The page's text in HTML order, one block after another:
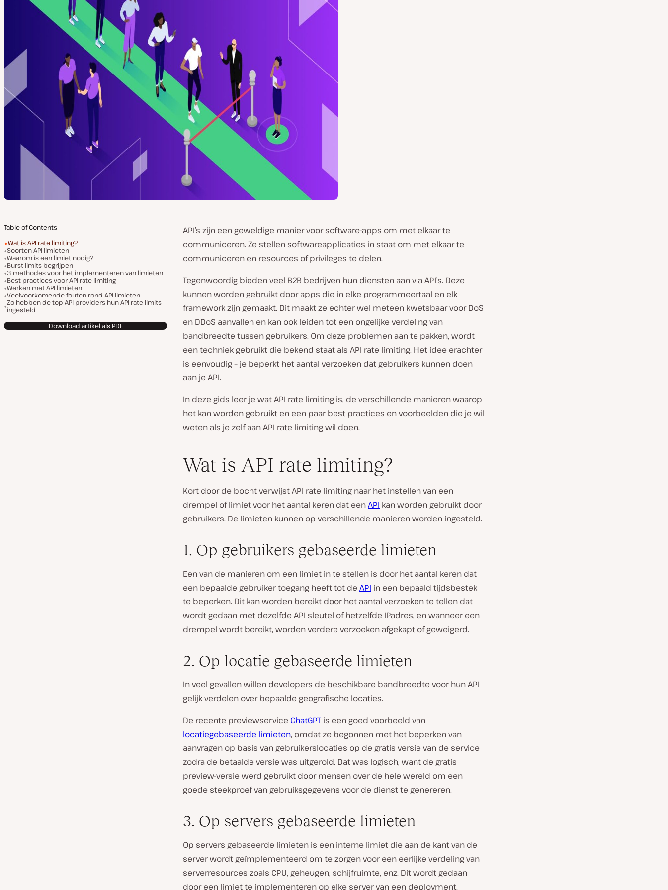
Table of Contents
Wat is API rate limiting?
Soorten API limieten
Waarom is een limiet nodig?
Burst limits begrijpen
3 methodes voor het implementeren van limieten
Best practices voor API rate limiting
Werken met API limieten
Veelvoorkomende fouten rond API limieten
Zo hebben de top API providers hun API rate limits
ingesteld
Download artikel als PDF
API’s zijn een geweldige manier voor software-apps om met elkaar te
communiceren. Ze stellen softwareapplicaties in staat om met elkaar te
communiceren en resources of privileges te delen.
Tegenwoordig bieden veel B2B bedrijven hun diensten aan via API’s. Deze
kunnen worden gebruikt door apps die in elke programmeertaal en elk
framework zijn gemaakt. Dit maakt ze echter wel meteen kwetsbaar voor DoS
en DDoS aanvallen en kan ook leiden tot een ongelijke verdeling van
bandbreedte tussen gebruikers. Om deze problemen aan te pakken, wordt
een techniek gebruikt die bekend staat als API rate limiting. Het idee erachter
is eenvoudig – je beperkt het aantal verzoeken dat gebruikers kunnen doen
aan je API.
In deze gids leer je wat API rate limiting is, de verschillende manieren waarop
het kan worden gebruikt en een paar best practices en voorbeelden die je wil
weten als je zelf aan API rate limiting wil doen.
Wat is API rate limiting?
Kort door de bocht verwijst API rate limiting naar het instellen van een
drempel of limiet voor het aantal keren dat eenAPI kan worden gebruikt door
gebruikers. De limieten kunnen op verschillende manieren worden ingesteld.
1. Op gebruikers gebaseerde limieten
Een van de manieren om een limiet in te stellen is door het aantal keren dat
een bepaalde gebruiker toegang heeft tot de API in een bepaald tijdsbestek
te beperken. Dit kan worden bereikt door het aantal verzoeken te tellen dat
wordt gedaan met dezelfde API sleutel of hetzelfde IPadres, en wanneer een
drempel wordt bereikt, worden verdere verzoeken afgekapt of geweigerd.
2. Op locatie gebaseerde limieten
In veel gevallen willen developers de beschikbare bandbreedte voor hun API
gelijk verdelen over bepaalde geografische locaties.
De recente previewservice ChatGPT is een goed voorbeeld van
locatiegebaseerde limieten, omdat ze begonnen met het beperken van
aanvragen op basis van gebruikerslocaties op de gratis versie van de service
zodra de betaalde versie was uitgerold. Dat was logisch, want de gratis
preview-versie werd gebruikt door mensen over de hele wereld om een
goede steekproef van gebruiksgegevens voor de dienst te genereren.
3. Op servers gebaseerde limieten
Op servers gebaseerde limieten is een interne limiet die aan de kant van de
server wordt geïmplementeerd om te zorgen voor een eerlijke verdeling van
serverresources zoals CPU, geheugen, schijfruimte, enz. Dit wordt gedaan
door een limiet te implementeren op elke server van een deployment.